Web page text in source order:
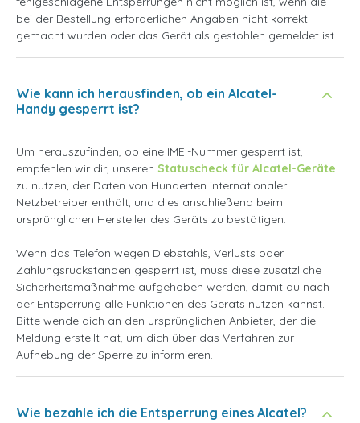
bei der Bestellung erforderlichen Angaben nicht korrekt
gemacht wurden oder das Gerät als gestohlen gemeldet ist.
Wie kann ich herausfinden, ob ein Alcatel-
Handy gesperrt ist?
Um herauszufinden, ob eine IMEI-Nummer gesperrt ist,
empfehlen wir dir, unseren Statuscheck für Alcatel-Geräte
zu nutzen, der Daten von Hunderten internationaler
Netzbetreiber enthält, und dies anschließend beim
ursprünglichen Hersteller des Geräts zu bestätigen.
Wenn das Telefon wegen Diebstahls, Verlusts oder
Zahlungsrückständen gesperrt ist, muss diese zusätzliche
Sicherheitsmaßnahme aufgehoben werden, damit du nach
der Entsperrung alle Funktionen des Geräts nutzen kannst.
Bitte wende dich an den ursprünglichen Anbieter, der die
Meldung erstellt hat, um dich über das Verfahren zur
Aufhebung der Sperre zu informieren.
Wie bezahle ich die Entsperrung eines Alcatel?